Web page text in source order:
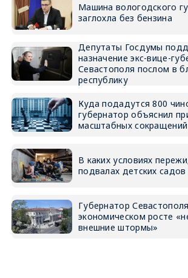
Машина вологодского
заглохла без бензина
Депутаты Госдумы
назначение экс-вице-
Севастополя послом в
республику
Куда подадутся 800
губернатор объяснил
масштабных сокращений
В каких условиях
подвалах детских садов
Губернатор
экономическом росте
внешние штормы»